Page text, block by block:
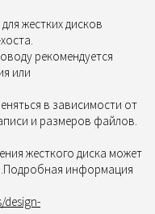
жестких дисков
рекомендуется
или
в зависимости от
и размеров файлов.
жесткого диска может
информация
design-